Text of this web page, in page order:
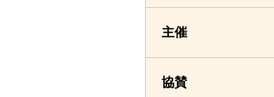
主催
協賛